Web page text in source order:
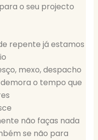
o seu projecto
repente já estamos
mexo, despacho
o tempo que
não faças nada
se não para